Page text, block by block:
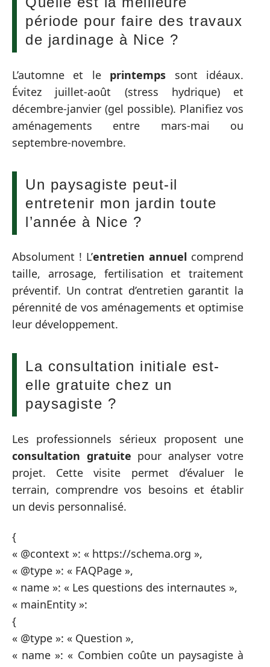
période pour faire des travaux
de jardinage à Nice ?
L’automne et le printemps sont idéaux.
Évitez juillet-août (stress hydrique) et
décembre-janvier (gel possible). Planifiez vos
aménagements entre mars-mai ou
septembre-novembre.
Un paysagiste peut-il
entretenir mon jardin toute
l’année à Nice ?
Absolument ! L’entretien annuel comprend
taille, arrosage, fertilisation et traitement
préventif. Un contrat d’entretien garantit la
pérennité de vos aménagements et optimise
leur développement.
La consultation initiale est-
elle gratuite chez un
paysagiste ?
Les professionnels sérieux proposent une
consultation gratuite pour analyser votre
projet. Cette visite permet d’évaluer le
terrain, comprendre vos besoins et établir
un devis personnalisé.
{
« @context »: « https://schema.org »,
« @type »: « FAQPage »,
« name »: « Les questions des internautes »,
« mainEntity »:
{
« @type »: « Question »,
« name »: « Combien coûte un paysagiste à